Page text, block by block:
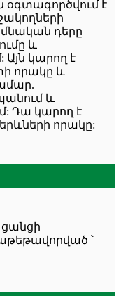
օգտագործվում է
դերը
և
կարող է
որակը և
և
Դա կարող է
որակը:
ցանցի
՝